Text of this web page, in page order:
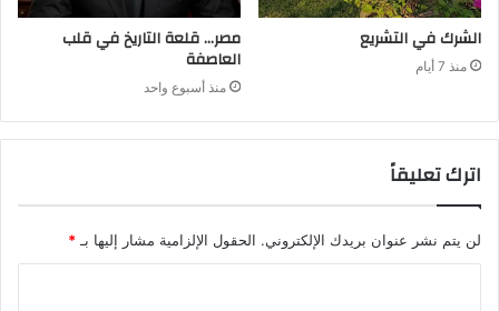
الشرك في التشريع
منذ 7 أيام
مصر… قلعة التاريخ في قلب
العاصفة
منذ أسبوع واحد
اترك تعليقاً
لن يتم نشر عنوان بريدك الإلكتروني. الحقول الإلزامية مشار إليها بـ*